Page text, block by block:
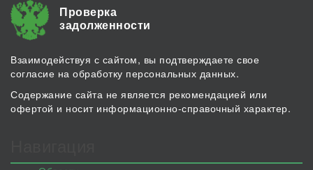
Проверка
задолженности
Взаимодействуя с сайтом, вы подтверждаете свое
согласие на обработку персональных данных.
Содержание сайта не является рекомендацией или
офертой и носит информационно-справочный характер.